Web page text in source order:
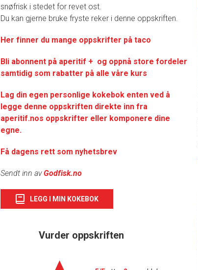
snøfrisk i stedet for revet ost.
Du kan gjerne bruke fryste reker i denne oppskriften.
Her finner du mange oppskrifter på taco
Bli abonnent på aperitif + og oppnå store fordeler
samtidig som rabatter på alle våre kurs
Lag din egen personlige kokebok enten ved å
legge denne oppskriften direkte inn fra
aperitif.nos oppskrifter eller komponere dine
egne.
Få dagens rett som nyhetsbrev
Sendt inn avGodfisk.no
LEGG I MIN KOKEBOK
Vurder oppskriften